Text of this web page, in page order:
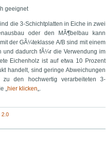
geeignet
die 3-Schichtplatten in Eiche in zwei
oder den MÃ¶belbau kann
der GÃ¼teklasse A/B sind mit einem
und dadurch fÃ¼r die Verwendung im
Eichenholz ist auf etwa 10 Prozent
handelt, sind geringe Abweichungen
den hochwertig verarbeiteten 3-
„hier klicken„.
2.0